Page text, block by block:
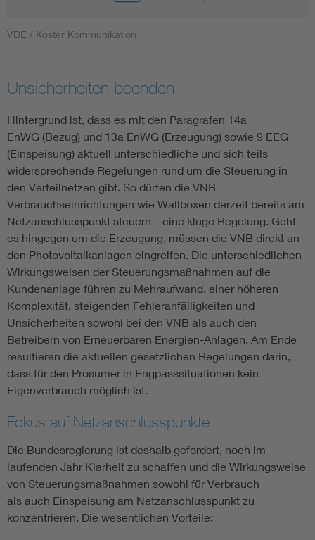
VDE / Köster Kommunikation
Unsicherheiten beenden
Hintergrund ist, dass es mit den Paragrafen 14a
EnWG (Bezug) und 13a EnWG (Erzeugung) sowie 9 EEG
(Einspeisung) aktuell unterschiedliche und sich teils
widersprechende Regelungen rund um die Steuerung in
den Verteilnetzen gibt. So dürfen die VNB
Verbrauchseinrichtungen wie Wallboxen derzeit bereits am
Netzanschlusspunkt steuern – eine kluge Regelung. Geht
es hingegen um die Erzeugung, müssen die VNB direkt an
den Photovoltaikanlagen eingreifen. Die unterschiedlichen
Wirkungsweisen der Steuerungsmaßnahmen auf die
Kundenanlage führen zu Mehraufwand, einer höheren
Komplexität, steigenden Fehleranfälligkeiten und
Unsicherheiten sowohl bei den VNB als auch den
Betreibern von Erneuerbaren Energien-Anlagen. Am Ende
resultieren die aktuellen gesetzlichen Regelungen darin,
dass für den Prosumer in Engpasssituationen kein
Eigenverbrauch möglich ist.
Fokus auf Netzanschlusspunkte
Die Bundesregierung ist deshalb gefordert, noch im
laufenden Jahr Klarheit zu schaffen und die Wirkungsweise
von Steuerungsmaßnahmen sowohl für Verbrauch
als auch Einspeisung am Netzanschlusspunkt zu
konzentrieren. Die wesentlichen Vorteile: